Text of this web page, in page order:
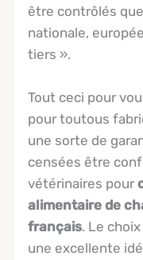
être contrôlés
nationale,
tiers ».
Tout ceci pour
pour toutous
une sorte de
censées être
vétérinaires pour
alimentaire de
français. Le
une excellente